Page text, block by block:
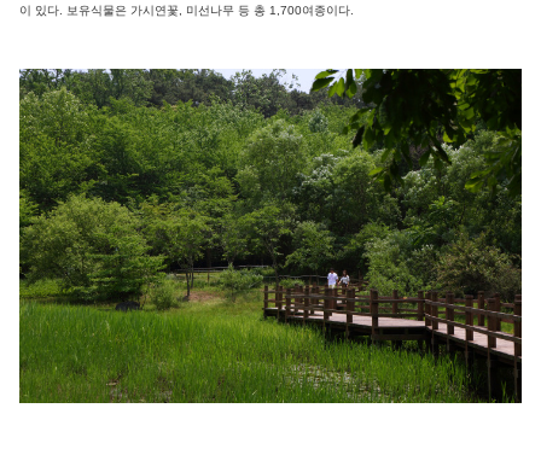
이 있다. 보유식물은 가시연꽃, 미선나무 등 총 1,700여종이다.